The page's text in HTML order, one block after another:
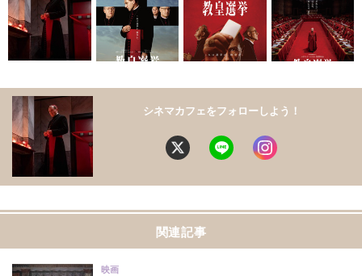
シネマカフェをフォローしよう！
関連記事
映画